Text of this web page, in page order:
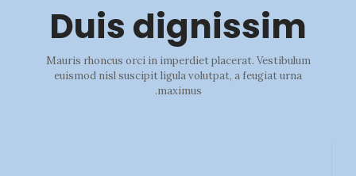
Duis dignissim
Mauris rhoncus orci in imperdiet placerat. Vestibulum
euismod nisl suscipit ligula volutpat, a feugiat urna
maximus.